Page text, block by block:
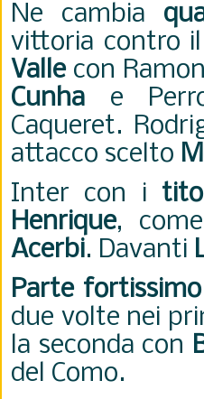
Ne cambia
vittoria contro
Vallecon
Cunha e
Caqueret.
attacco scelto
Inter con i
Henrique,
Acerbi. Davanti
Parte
due volte nei
la seconda con
del Como.